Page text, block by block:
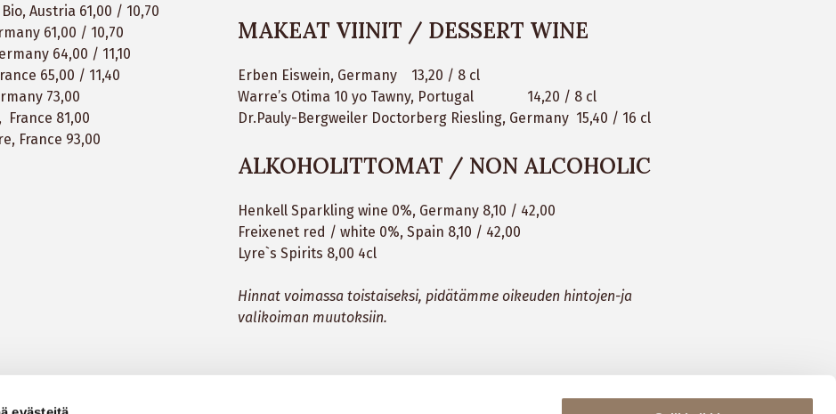
Austria 61,00 / 10,70
61,00 / 10,70
64,00 / 11,10
65,00 / 11,40
73,00
France 81,00
France 93,00
MAKEAT VIINIT / DESSERT WINE
Erben Eiswein, Germany 13,20 / 8 cl
Warre’s Otima 10 yo Tawny, Portugal 14,20 / 8 cl
Dr.Pauly-Bergweiler Doctorberg Riesling, Germany 15,40 / 16 cl
ALKOHOLITTOMAT / NON ALCOHOLIC
Henkell Sparkling wine 0%, Germany 8,10 / 42,00
Freixenet red / white 0%, Spain 8,10 / 42,00
Lyre`s Spirits 8,00 4cl
Hinnat voimassa toistaiseksi, pidätämme oikeuden hintojen-ja
valikoiman muutoksiin.